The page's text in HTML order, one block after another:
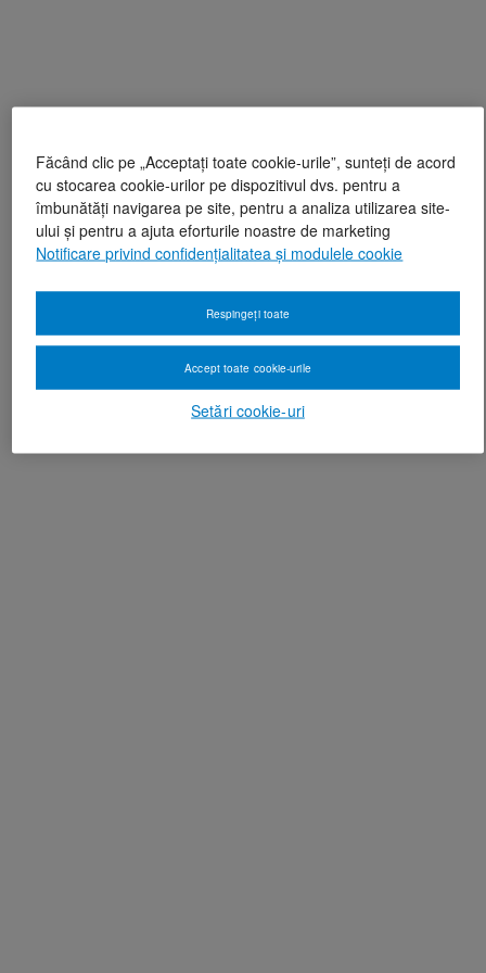
Făcând clic pe „Acceptați toate cookie-urile”, sunteți de acord
cu stocarea cookie-urilor pe dispozitivul dvs. pentru a
îmbunătăți navigarea pe site, pentru a analiza utilizarea site-
ului și pentru a ajuta eforturile noastre de marketing
Notificare privind confidențialitatea și modulele cookie
Setări cookie-uri
Respingeți toate
Accept toate cookie-urile